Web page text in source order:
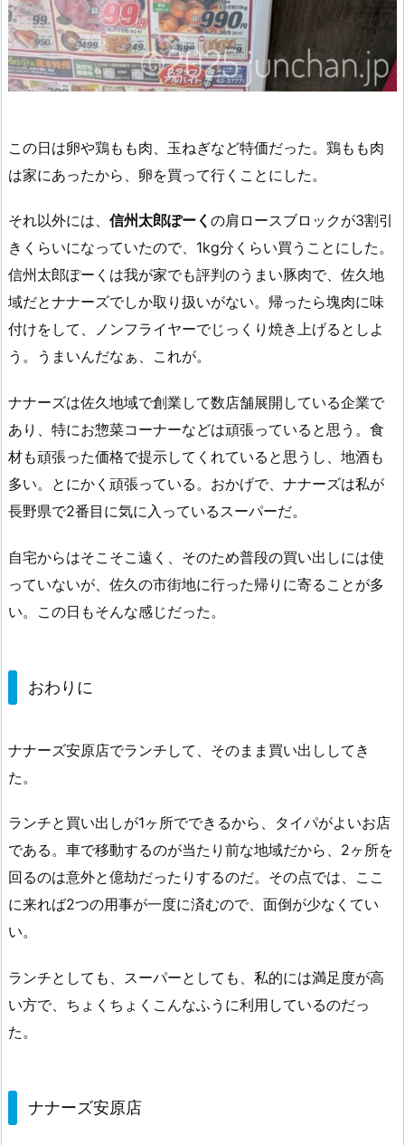
この日は卵や鶏もも肉、玉ねぎなど特価だった。鶏もも肉
は家にあったから、卵を買って行くことにした。
それ以外には、 信州太郎ぽーく の肩ロースブロックが3割引
きくらいになっていたので、1kg分くらい買うことにした。
信州太郎ぽーくは我が家でも評判のうまい豚肉で、佐久地
域だとナナーズでしか取り扱いがない。帰ったら塊肉に味
付けをして、ノンフライヤーでじっくり焼き上げるとしよ
う。うまいんだなぁ、これが。
ナナーズは佐久地域で創業して数店舗展開している企業で
あり、特にお惣菜コーナーなどは頑張っていると思う。食
材も頑張った価格で提示してくれていると思うし、地酒も
多い。とにかく頑張っている。おかげで、ナナーズは私が
長野県で2番目に気に入っているスーパーだ。
自宅からはそこそこ遠く、そのため普段の買い出しには使
っていないが、佐久の市街地に行った帰りに寄ることが多
い。この日もそんな感じだった。
おわりに
ナナーズ安原店でランチして、そのまま買い出ししてき
た。
ランチと買い出しが1ヶ所でできるから、タイパがよいお店
である。車で移動するのが当たり前な地域だから、2ヶ所を
回るのは意外と億劫だったりするのだ。その点では、ここ
に来れば2つの用事が一度に済むので、面倒が少なくてい
い。
ランチとしても、スーパーとしても、私的には満足度が高
い方で、ちょくちょくこんなふうに利用しているのだっ
た。
ナナーズ安原店